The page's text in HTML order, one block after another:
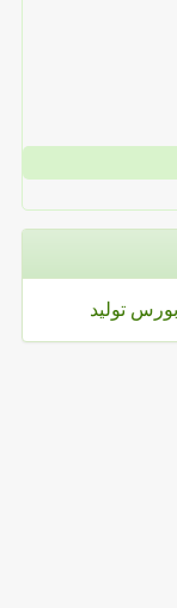
بورس تولید